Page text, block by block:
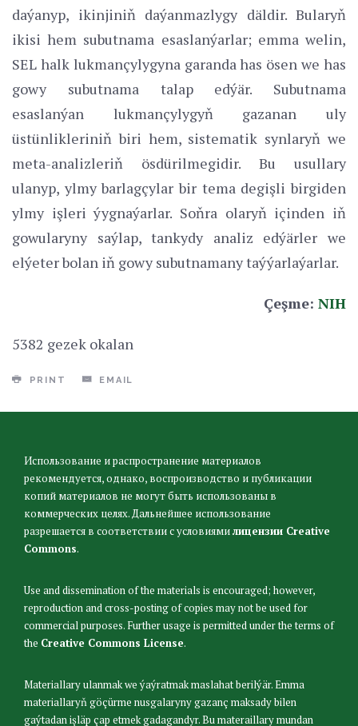
daýanyp, ikinjiniň daýanmazlygy däldir. Bularyň
ikisi hem subutnama esaslanýarlar; emma welin,
SEL halk lukmançylygyna garanda has ösen we has
gowy subutnama talap edýär. Subutnama
esaslanýan lukmançylygyň gazanan uly
üstünlikleriniň biri hem, sistematik synlaryň we
meta-analizleriň ösdürilmegidir. Bu usullary
ulanyp, ylmy barlagçylar bir tema degişli birgiden
ylmy işleri ýygnaýarlar. Soňra olaryň içinden iň
gowularyny saýlap, tankydy analiz edýärler we
elýeter bolan iň gowy subutnamany taýýarlaýarlar.
Çeşme: NIH
5382 gezek okalan
PRINT EMAIL
Использование и распространение материалов
рекомендуется, однако, воспроизводство и публикации
копий материалов не могут быть использованы в
коммерческих целях. Дальнейшее использование
разрешается в соответствии с условиямилицензии Creative
Commons.
Use and dissemination of the materials is encouraged; however,
reproduction and cross-posting of copies may not be used for
commercial purposes. Further usage is permitted under the terms of
the Creative Commons License.
Materiallary ulanmak we ýaýratmak maslahat berilýär. Emma
materiallaryň göçürme nusgalaryny gazanç maksady bilen
gaýtadan işläp çap etmek gadagandyr. Bu materaillary mundan